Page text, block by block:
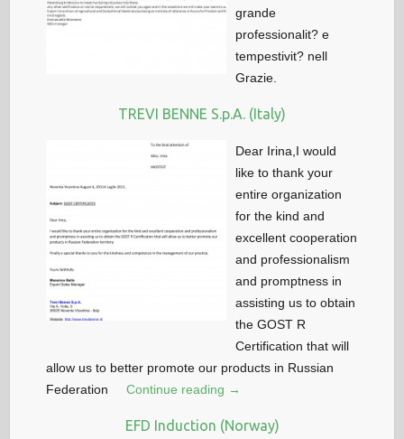
grande
professionalit? e
tempestivit? nell
Grazie.
TREVI BENNE S.p.A. (Italy)
Dear Irina,I would
like to thank your
entire organization
for the kind and
excellent cooperation
and professionalism
and promptness in
assisting us to obtain
the GOST R
Certification that will
allow us to better promote our products in Russian
Federation
Continue reading →
EFD Induction (Norway)